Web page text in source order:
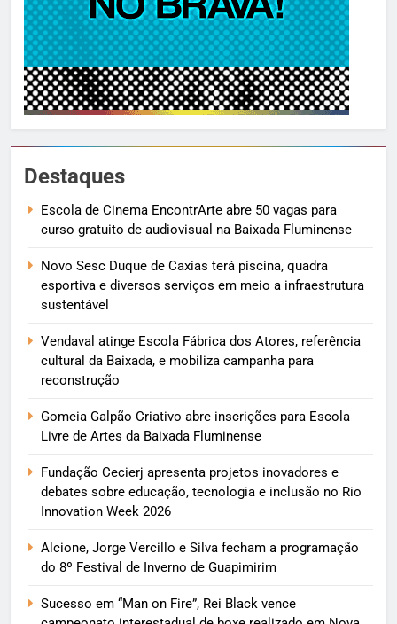
Destaques
Escola de Cinema EncontrArte abre 50 vagas para
curso gratuito de audiovisual na Baixada Fluminense
Novo Sesc Duque de Caxias terá piscina, quadra
esportiva e diversos serviços em meio a infraestrutura
sustentável
Vendaval atinge Escola Fábrica dos Atores, referência
cultural da Baixada, e mobiliza campanha para
reconstrução
Gomeia Galpão Criativo abre inscrições para Escola
Livre de Artes da Baixada Fluminense
Fundação Cecierj apresenta projetos inovadores e
debates sobre educação, tecnologia e inclusão no Rio
Innovation Week 2026
Alcione, Jorge Vercillo e Silva fecham a programação
do 8º Festival de Inverno de Guapimirim
Sucesso em “Man on Fire”, Rei Black vence